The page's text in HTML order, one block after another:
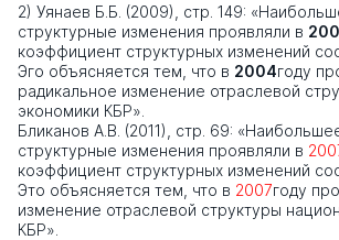
2) Уянаев Б.Б. (2009), стр. 149:
структурные изменения проявляли в
коэффициент структурных изменений
Эго объясняется тем, что в 2004году
радикальное изменение отраслевой
экономики КБР».
Бликанов А.В. (2011), стр. 69:
структурные изменения проявляли в
коэффициент структурных изменений
Это объясняется тем, что в 2007году
изменение отраслевой структуры
КБР».